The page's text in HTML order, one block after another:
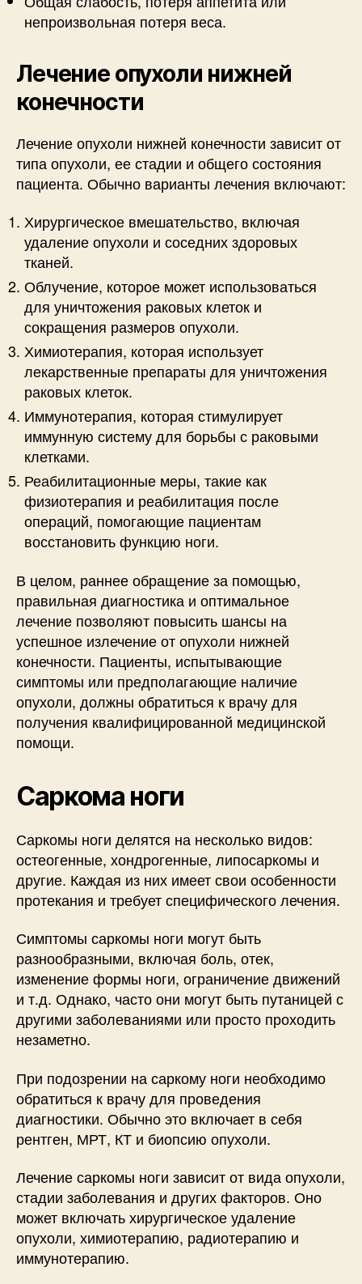
непроизвольная потеря веса.
Лечение опухоли нижней
конечности
Лечение опухоли нижней конечности зависит от
типа опухоли, ее стадии и общего состояния
пациента. Обычно варианты лечения включают:
Хирургическое вмешательство, включая
удаление опухоли и соседних здоровых
тканей.
Облучение, которое может использоваться
для уничтожения раковых клеток и
сокращения размеров опухоли.
Химиотерапия, которая использует
лекарственные препараты для уничтожения
раковых клеток.
Иммунотерапия, которая стимулирует
иммунную систему для борьбы с раковыми
клетками.
Реабилитационные меры, такие как
физиотерапия и реабилитация после
операций, помогающие пациентам
восстановить функцию ноги.
В целом, раннее обращение за помощью,
правильная диагностика и оптимальное
лечение позволяют повысить шансы на
успешное излечение от опухоли нижней
конечности. Пациенты, испытывающие
симптомы или предполагающие наличие
опухоли, должны обратиться к врачу для
получения квалифицированной медицинской
помощи.
Саркома ноги
Саркомы ноги делятся на несколько видов:
остеогенные, хондрогенные, липосаркомы и
другие. Каждая из них имеет свои особенности
протекания и требует специфического лечения.
Симптомы саркомы ноги могут быть
разнообразными, включая боль, отек,
изменение формы ноги, ограничение движений
и т.д. Однако, часто они могут быть путаницей с
другими заболеваниями или просто проходить
незаметно.
При подозрении на саркому ноги необходимо
обратиться к врачу для проведения
диагностики. Обычно это включает в себя
рентген, МРТ, КТ и биопсию опухоли.
Лечение саркомы ноги зависит от вида опухоли,
стадии заболевания и других факторов. Оно
может включать хирургическое удаление
опухоли, химиотерапию, радиотерапию и
иммунотерапию.